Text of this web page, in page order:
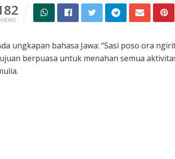
VIEWS
ungkapan bahasa Jawa: “Sasi poso ora
berpuasa untuk menahan semua